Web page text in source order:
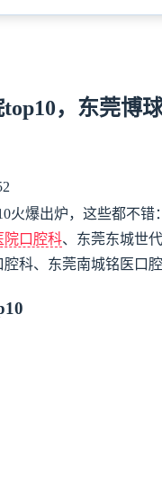
，东莞博
火爆出炉，这些都不
院口腔科、东莞东城世
科、东莞南城铭医口腔